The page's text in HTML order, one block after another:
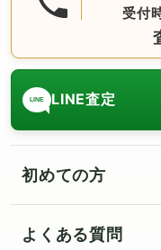
受付
LINE LINE査定
初めての方
よくある質問